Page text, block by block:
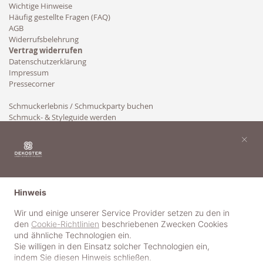
Wichtige Hinweise
Häufig gestellte Fragen (FAQ)
AGB
Widerrufsbelehrung
Vertrag widerrufen
Datenschutzerklärung
Impressum
Pressecorner
Schmuckerlebnis / Schmuckparty buchen
Schmuck- & Styleguide werden
Hinweis
Wir und einige unserer Service Provider setzen zu den in
den Cookie-Richtlinien beschriebenen Zwecken Cookies
und ähnliche Technologien ein.
Sie willigen in den Einsatz solcher Technologien ein,
indem Sie diesen Hinweis schließen.
×